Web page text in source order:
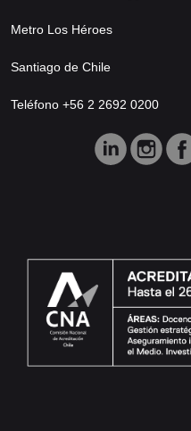
Metro Los Héroes
Santiago de Chile
Teléfono +56 2 2692 0200